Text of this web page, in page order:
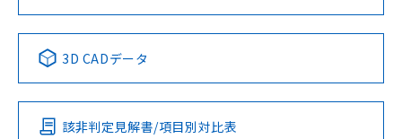
Pb Hg Cd Cr(VI)
O
No No No No
この製品の規格認証/適合状況ページへ
その他の認証はこちらのページからご検索ください
3D CADデータ
該非判定見解書/項目別対比表